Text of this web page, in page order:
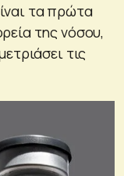
τα πρώτα
της νόσου,
τις